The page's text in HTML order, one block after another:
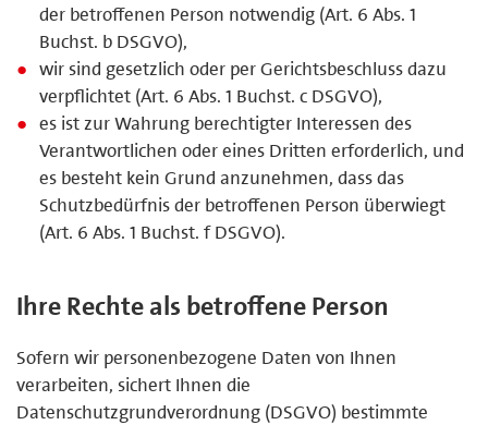
der betroffenen Person notwendig (Art. 6 Abs. 1
Buchst. b DSGVO),
wir sind gesetzlich oder per Gerichtsbeschluss dazu
verpflichtet (Art. 6 Abs. 1 Buchst. c DSGVO),
es ist zur Wahrung berechtigter Interessen des
Verantwortlichen oder eines Dritten erforderlich, und
es besteht kein Grund anzunehmen, dass das
Schutzbedürfnis der betroffenen Person überwiegt
(Art. 6 Abs. 1 Buchst. f DSGVO).
Ihre Rechte als betroffene Person
Sofern wir personenbezogene Daten von Ihnen
verarbeiten, sichert Ihnen die
Datenschutzgrundverordnung (DSGVO) bestimmte